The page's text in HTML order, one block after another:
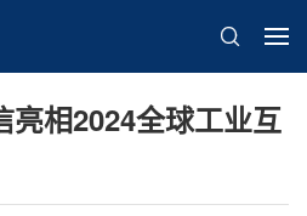
亮相2024全球工业互